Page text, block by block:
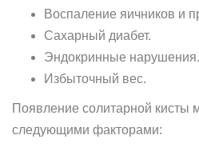
Воспаление яичников и
Сахарный диабет.
Эндокринные нарушения.
Избыточный вес.
Появление солитарной кисты
следующими факторами: